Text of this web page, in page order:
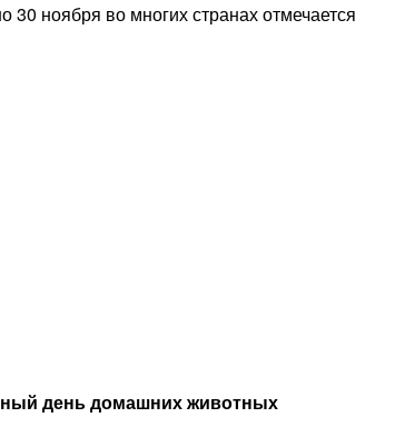
30 ноября во многих странах отмечается
день домашних животных